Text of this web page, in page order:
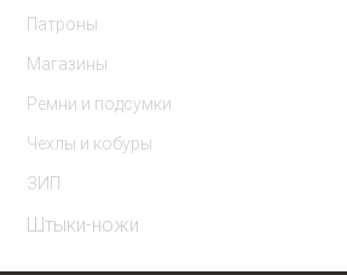
Патроны
Магазины
Ремни и подсумки
Чехлы и кобуры
ЗИП
Штыки-ножи